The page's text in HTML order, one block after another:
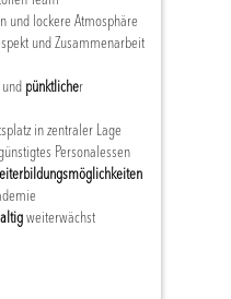
und lockere Atmosphäre
und Zusammenarbeit
pünktlicher
in zentraler Lage
Personalessen
weiterwächst